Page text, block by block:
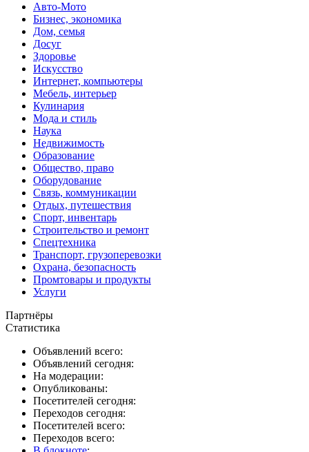
Авто-Мото
Бизнес, экономика
Дом, семья
Досуг
Здоровье
Искусство
Интернет, компьютеры
Мебель, интерьер
Кулинария
Мода и стиль
Наука
Недвижимость
Образование
Общество, право
Оборудование
Связь, коммуникации
Отдых, путешествия
Спорт, инвентарь
Строительство и ремонт
Спецтехника
Транспорт, грузоперевозки
Охрана, безопасность
Промтовары и продукты
Услуги
Партнёры
Статистика
Объявлений всего:
Объявлений сегодня:
На модерации:
Опубликованы:
Посетителей сегодня:
Переходов сегодня:
Посетителей всего:
Переходов всего: